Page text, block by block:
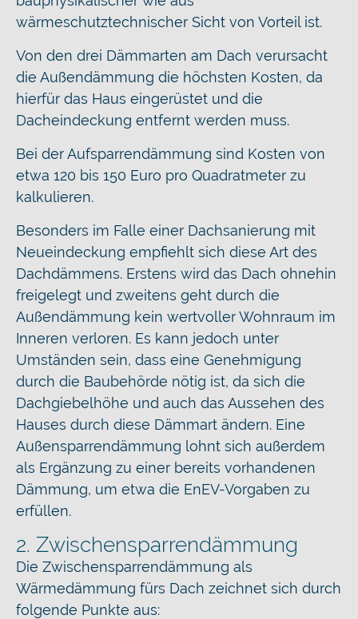
wärmeschutztechnischer Sicht von Vorteil ist.
Von den drei Dämmarten am Dach verursacht
die Außendämmung die höchsten Kosten, da
hierfür das Haus eingerüstet und die
Dacheindeckung entfernt werden muss.
Bei der Aufsparrendämmung sind Kosten von
etwa 120 bis 150 Euro pro Quadratmeter zu
kalkulieren.
Besonders im Falle einer Dachsanierung mit
Neueindeckung empfiehlt sich diese Art des
Dachdämmens. Erstens wird das Dach ohnehin
freigelegt und zweitens geht durch die
Außendämmung kein wertvoller Wohnraum im
Inneren verloren. Es kann jedoch unter
Umständen sein, dass eine Genehmigung
durch die Baubehörde nötig ist, da sich die
Dachgiebelhöhe und auch das Aussehen des
Hauses durch diese Dämmart ändern. Eine
Außensparrendämmung lohnt sich außerdem
als Ergänzung zu einer bereits vorhandenen
Dämmung, um etwa die EnEV-Vorgaben zu
erfüllen.
2. Zwischensparrendämmung
Die Zwischensparrendämmung als
Wärmedämmung fürs Dach zeichnet sich durch
folgende Punkte aus: